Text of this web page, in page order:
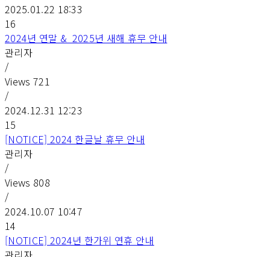
2025.01.22 18:33
16
2024년 연말 & 2025년 새해 휴무 안내
관리자
/
Views 721
/
2024.12.31 12:23
15
[NOTICE] 2024 한글날 휴무 안내
관리자
/
Views 808
/
2024.10.07 10:47
14
[NOTICE] 2024년 한가위 연휴 안내